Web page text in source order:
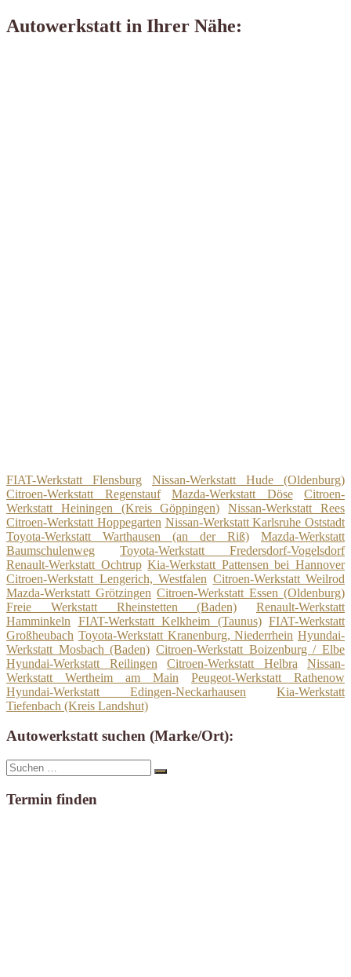
Autowerkstatt in Ihrer Nähe:
FIAT-Werkstatt Flensburg
Nissan-Werkstatt Hude (Oldenburg)
Citroen-Werkstatt Regenstauf
Mazda-Werkstatt Döse
Citroen-
Werkstatt Heiningen (Kreis Göppingen)
Nissan-Werkstatt Rees
Citroen-Werkstatt Hoppegarten Nissan-Werkstatt Karlsruhe Oststadt
Toyota-Werkstatt Warthausen (an der Riß)
Mazda-Werkstatt
Baumschulenweg
Toyota-Werkstatt Fredersdorf-Vogelsdorf
Renault-Werkstatt Ochtrup Kia-Werkstatt Pattensen bei Hannover
Citroen-Werkstatt Lengerich, Westfalen Citroen-Werkstatt Weilrod
Mazda-Werkstatt Grötzingen Citroen-Werkstatt Essen (Oldenburg)
Freie Werkstatt Rheinstetten (Baden)
Renault-Werkstatt
Hamminkeln
FIAT-Werkstatt Kelkheim (Taunus) FIAT-Werkstatt
Großheubach Toyota-Werkstatt Kranenburg, Niederrhein Hyundai-
Werkstatt Mosbach (Baden) Citroen-Werkstatt Boizenburg / Elbe
Hyundai-Werkstatt Reilingen
Citroen-Werkstatt Helbra
Nissan-
Werkstatt Wertheim am Main
Peugeot-Werkstatt Rathenow
Hyundai-Werkstatt Edingen-Neckarhausen
Kia-Werkstatt
Tiefenbach (Kreis Landshut)
Autowerkstatt suchen (Marke/Ort):
Suche
nach:
Suchen
Termin finden